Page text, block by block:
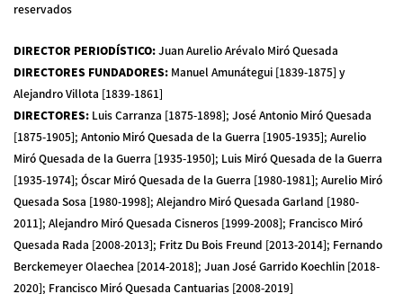
reservados
DIRECTOR PERIODÍSTICO:Juan Aurelio Arévalo Miró Quesada
DIRECTORES FUNDADORES: Manuel Amunátegui [1839-1875] y
Alejandro Villota [1839-1861]
DIRECTORES: Luis Carranza [1875-1898]; José Antonio Miró Quesada
[1875-1905]; Antonio Miró Quesada de la Guerra [1905-1935]; Aurelio
Miró Quesada de la Guerra [1935-1950]; Luis Miró Quesada de la Guerra
[1935-1974]; Óscar Miró Quesada de la Guerra [1980-1981]; Aurelio Miró
Quesada Sosa [1980-1998]; Alejandro Miró Quesada Garland [1980-
2011]; Alejandro Miró Quesada Cisneros [1999-2008]; Francisco Miró
Quesada Rada [2008-2013]; Fritz Du Bois Freund [2013-2014]; Fernando
Berckemeyer Olaechea [2014-2018]; Juan José Garrido Koechlin [2018-
2020]; Francisco Miró Quesada Cantuarias [2008-2019]